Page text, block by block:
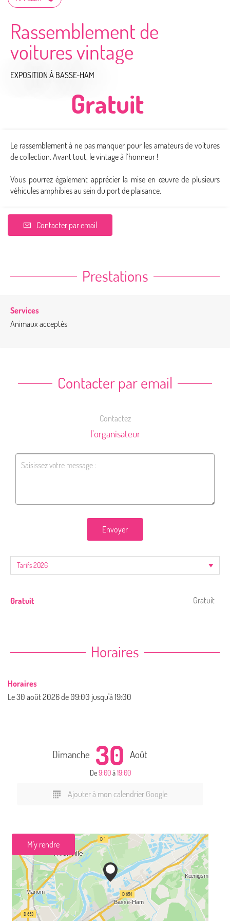
Rassemblement de
voitures vintage
EXPOSITION À BASSE-HAM
Gratuit
Le rassemblement à ne pas manquer pour les amateurs de voitures
de collection. Avant tout, le vintage à l’honneur !
Vous pourrez également apprécier la mise en œuvre de plusieurs
véhicules amphibies au sein du port de plaisance.
Contacter par email
Prestations
Services
Animaux acceptés
Contacter par email
Contactez
l'organisateur
Envoyer
Gratuit Gratuit
Horaires
Horaires
Le30 août 2026de 09:00 jusqu'à 19:00
Dimanche 30 Août
De9:00à19:00
Ajouter à mon calendrier Google
M'y rendre